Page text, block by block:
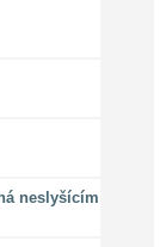
neslyšícím